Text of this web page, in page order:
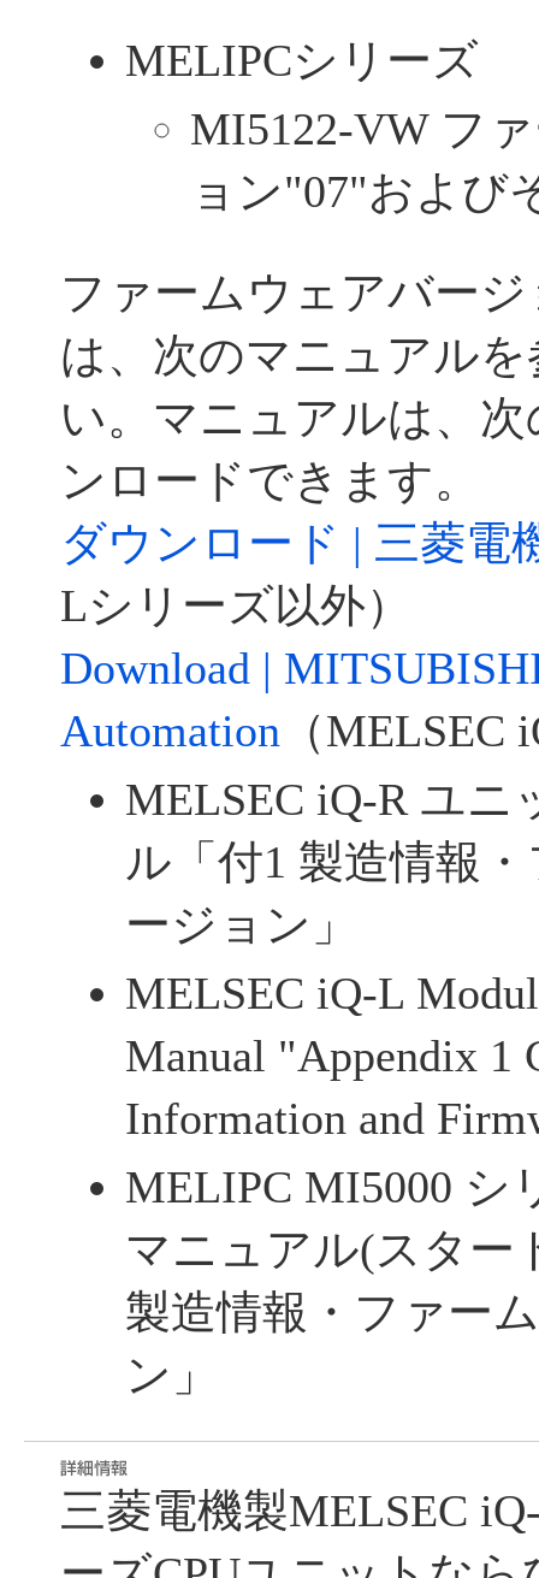
MELIPCシリーズ
MI5122-VW フ
ョン"07"および
ファームウェアバー
は、次のマニュアル
い。マニュアルは、
ンロードできます。
ダウンロード | 三菱電
Lシリーズ以外）
Download |
Automation（MELSEC
MELSEC iQ-R ユ
ル「付1 製造情報
ージョン」
MELSEC iQ-L
Manual "Appendix 1
Information and
MELIPC MI5000 シ
マニュアル(スター
製造情報・ファー
ン」
三菱電機製MELSEC